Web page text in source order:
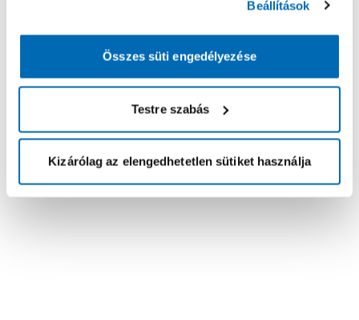
Beállítások
Összes süti engedélyezése
Testre szabás
Kizárólag az elengedhetetlen sütiket használja